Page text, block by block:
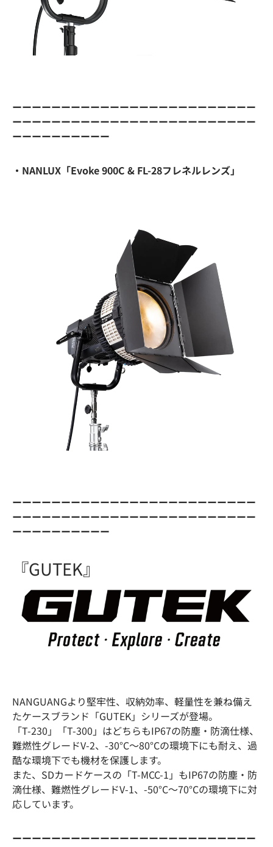
ーーーーーーーーーーーーーーーーーーーーーーーーー
ーーーーーーーーーーーーーーーーーーーーーーーーー
ーーーーーーーーーー
・NANLUX「Evoke 900C & FL-28フレネルレンズ」
ーーーーーーーーーーーーーーーーーーーーーーーーー
ーーーーーーーーーーーーーーーーーーーーーーーーー
ーーーーーーーーーー
『GUTEK』
NANGUANGより堅牢性、収納効率、軽量性を兼ね備え
たケースブランド「GUTEK」シリーズが登場。
「T-230」「T-300」はどちらもIP67の防塵・防滴仕様、
難燃性グレードV-2、-30°C〜80°Cの環境下にも耐え、過
酷な環境下でも機材を保護します。
また、SDカードケースの「T-MCC-1」もIP67の防塵・防
滴仕様、難燃性グレードV-1、-50°C〜70°Cの環境下に対
応しています。
ーーーーーーーーーーーーーーーーーーーーーーーーー